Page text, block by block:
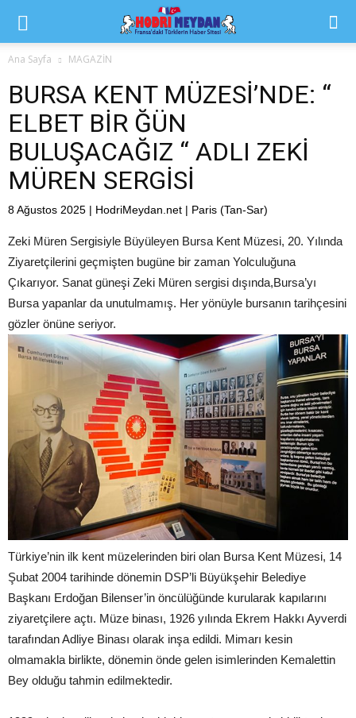
Ana Sayfa MAGAZİN
BURSA KENT MÜZESİ’NDE: “
ELBET BİR ĞÜN
BULUŞACAĞIZ “ ADLI ZEKİ
MÜREN SERGİSİ
8 Ağustos 2025 | HodriMeydan.net | Paris (Tan-Sar)
Zeki Müren Sergisiyle Büyüleyen Bursa Kent Müzesi, 20. Yılında
Ziyaretçilerini geçmişten bugüne bir zaman Yolculuğuna
Çıkarıyor. Sanat güneşi Zeki Müren sergisi dışında,Bursa’yı
Bursa yapanlar da unutulmamış. Her yönüyle bursanın tarihçesini
gözler önüne seriyor.
Türkiye’nin ilk kent müzelerinden biri olan Bursa Kent Müzesi, 14
Şubat 2004 tarihinde dönemin DSP’li Büyükşehir Belediye
Başkanı Erdoğan Bilenser’in öncülüğünde kurularak kapılarını
ziyaretçilere açtı. Müze binası, 1926 yılında Ekrem Hakkı Ayverdi
tarafından Adliye Binası olarak inşa edildi. Mimarı kesin
olmamakla birlikte, dönemin önde gelen isimlerinden Kemalettin
Bey olduğu tahmin edilmektedir.